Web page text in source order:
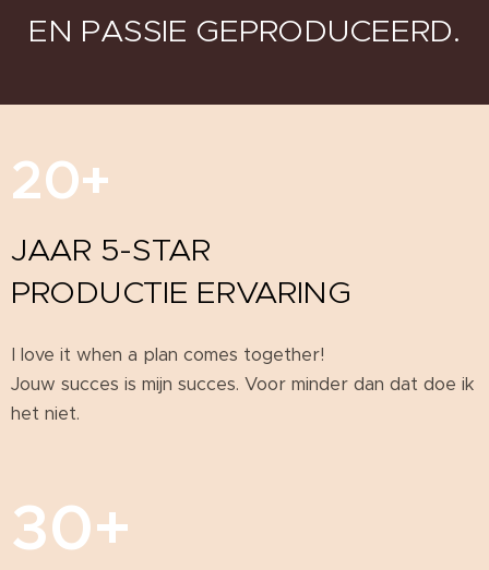
EN PASSIE GEPRODUCEERD.
20+
JAAR 5-STAR
PRODUCTIE ERVARING
I love it when a plan comes together!
Jouw succes is mijn succes. Voor minder dan dat doe ik
het niet.
30+